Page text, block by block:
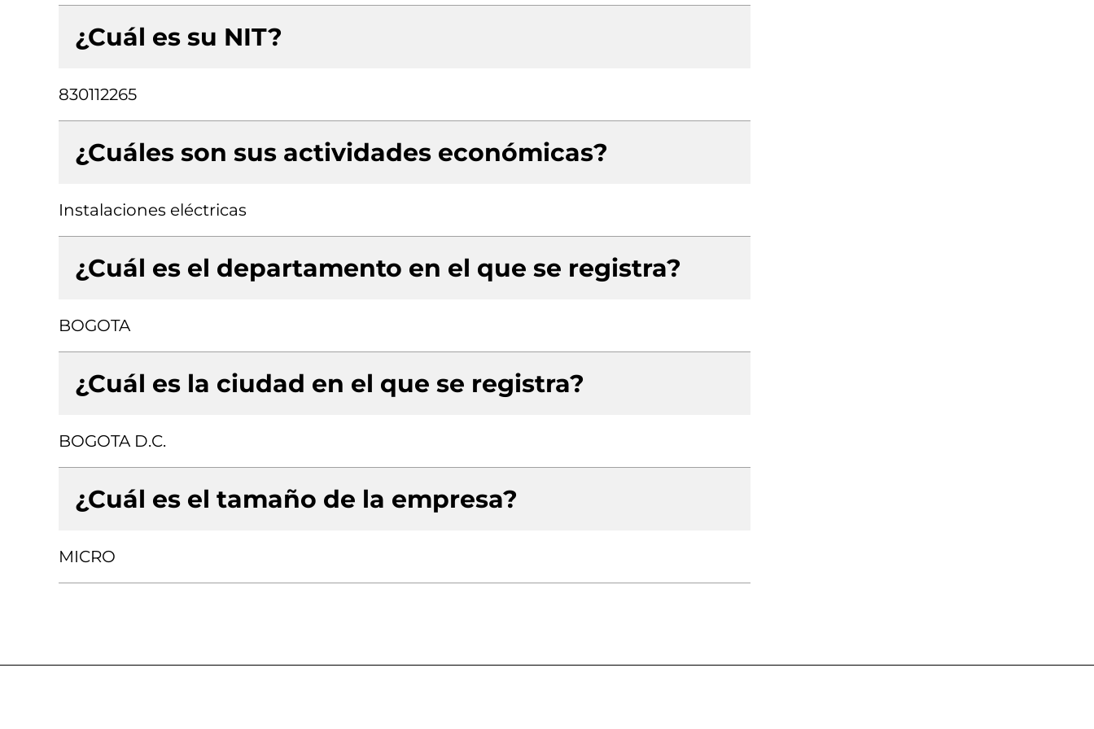
¿Cuál es su NIT?
830112265
¿Cuáles son sus actividades económicas?
Instalaciones eléctricas
¿Cuál es el departamento en el que se registra?
BOGOTA
¿Cuál es la ciudad en el que se registra?
BOGOTA D.C.
¿Cuál es el tamaño de la empresa?
MICRO